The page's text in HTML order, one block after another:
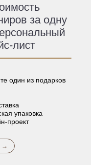
за одну
лист
один из подарков
упаковка
проект